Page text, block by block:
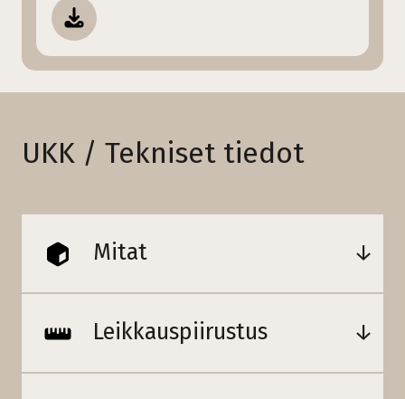
UKK / Tekniset tiedot
Mitat
Leikkauspiirustus